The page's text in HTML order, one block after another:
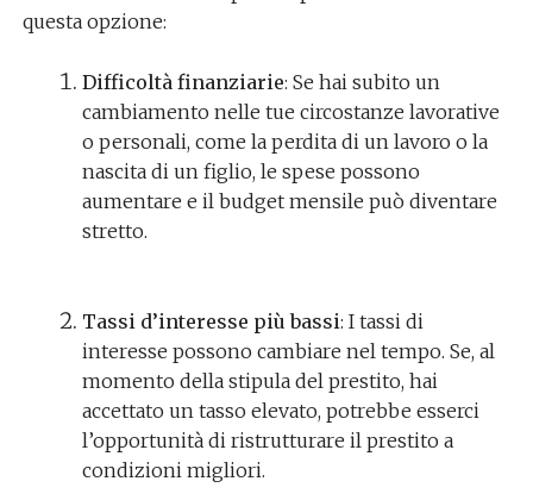
questa opzione:
Difficoltà finanziarie: Se hai subito un
cambiamento nelle tue circostanze lavorative
o personali, come la perdita di un lavoro o la
nascita di un figlio, le spese possono
aumentare e il budget mensile può diventare
stretto.
Tassi d’interesse più bassi: I tassi di
interesse possono cambiare nel tempo. Se, al
momento della stipula del prestito, hai
accettato un tasso elevato, potrebbe esserci
l’opportunità di ristrutturare il prestito a
condizioni migliori.